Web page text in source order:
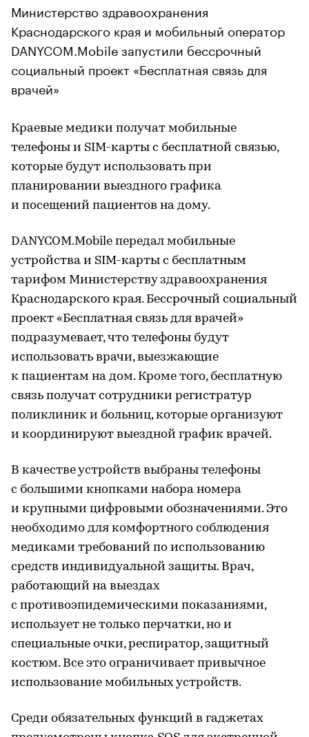
Министерство здравоохранения
Краснодарского края и мобильный оператор
DANYCOM.Mobile запустили бессрочный
социальный проект «Бесплатная связь для
врачей»
Краевые медики получат мобильные
телефоны и SIM-карты с бесплатной связью,
которые будут использовать при
планировании выездного графика
и посещений пациентов на дому.
DANYCOM.Mobile передал мобильные
устройства и SIM-карты с бесплатным
тарифом Министерству здравоохранения
Краснодарского края. Бессрочный социальный
проект «Бесплатная связь для врачей»
подразумевает, что телефоны будут
использовать врачи, выезжающие
к пациентам на дом. Кроме того, бесплатную
связь получат сотрудники регистратур
поликлиник и больниц, которые организуют
и координируют выездной график врачей.
В качестве устройств выбраны телефоны
с большими кнопками набора номера
и крупными цифровыми обозначениями. Это
необходимо для комфортного соблюдения
медиками требований по использованию
средств индивидуальной защиты. Врач,
работающий на выездах
с противоэпидемическими показаниями,
использует не только перчатки, но и
специальные очки, респиратор, защитный
костюм. Все это ограничивает привычное
использование мобильных устройств.
Среди обязательных функций в гаджетах